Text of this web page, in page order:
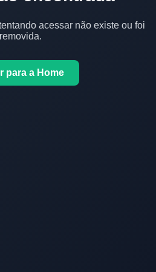
acessar não existe ou foi
removida.
para a Home